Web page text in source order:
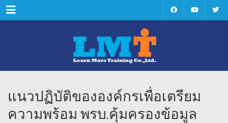
Menu
แนวปฏิบัติขององค์กรเพื่อเตรียม
ความพร้อม พรบ.คุ้มครองข้อมูล